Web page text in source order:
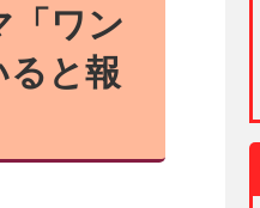
「ワン
と報